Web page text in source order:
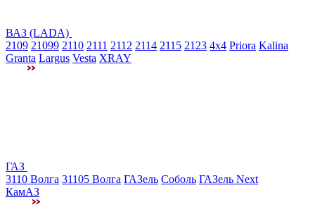
ВАЗ (LADA)
2109 21099 2110 2111 2112 2114 2115 2123 4x4 Priora Kalina
Granta Largus Vesta XRAY
ГАЗ
3110 Волга 31105 Волга ГАЗель Соболь ГАЗель Next
КамАЗ